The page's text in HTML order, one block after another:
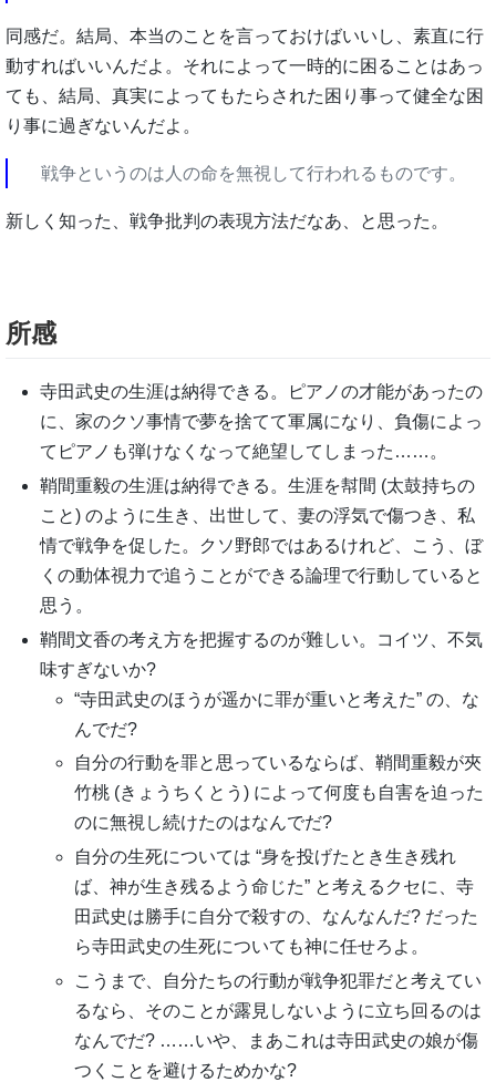
同感だ。結局、本当のことを言っておけばいいし、素直に行
動すればいいんだよ。それによって一時的に困ることはあっ
ても、結局、真実によってもたらされた困り事って健全な困
り事に過ぎないんだよ。
戦争というのは人の命を無視して行われるものです。
新しく知った、戦争批判の表現方法だなあ、と思った。
所感
寺田武史の生涯は納得できる。ピアノの才能があったの
に、家のクソ事情で夢を捨てて軍属になり、負傷によっ
てピアノも弾けなくなって絶望してしまった……。
鞘間重毅の生涯は納得できる。生涯を幇間 (太鼓持ちの
こと) のように生き、出世して、妻の浮気で傷つき、私
情で戦争を促した。クソ野郎ではあるけれど、こう、ぼ
くの動体視力で追うことができる論理で行動していると
思う。
鞘間文香の考え方を把握するのが難しい。コイツ、不気
味すぎないか?
“寺田武史のほうが遥かに罪が重いと考えた” の、な
んでだ?
自分の行動を罪と思っているならば、鞘間重毅が夾
竹桃 (きょうちくとう) によって何度も自害を迫った
のに無視し続けたのはなんでだ?
自分の生死については “身を投げたとき生き残れ
ば、神が生き残るよう命じた” と考えるクセに、寺
田武史は勝手に自分で殺すの、なんなんだ? だった
ら寺田武史の生死についても神に任せろよ。
こうまで、自分たちの行動が戦争犯罪だと考えてい
るなら、そのことが露見しないように立ち回るのは
なんでだ? ……いや、まあこれは寺田武史の娘が傷
つくことを避けるためかな?